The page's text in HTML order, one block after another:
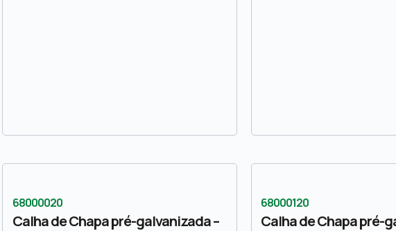
68000020
Calha de Chapa pré-galvanizada –
68000120
Calha de Chapa pré-